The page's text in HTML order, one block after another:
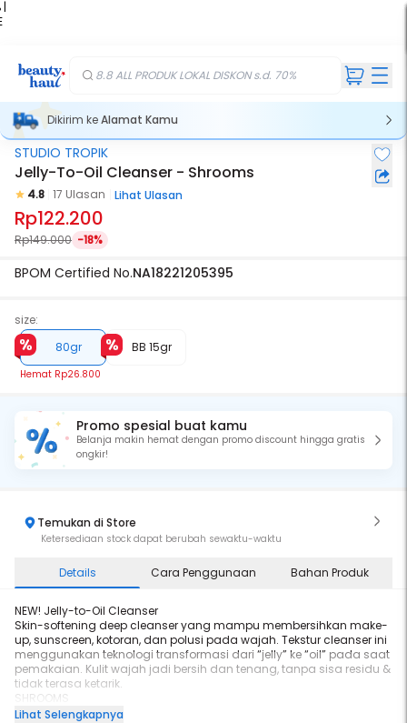
|
8.8 ALL PRODUK LOKAL DISKON s.d. 70%
Dikirim keAlamat Kamu
STUDIO TROPIK
Jelly-To-Oil Cleanser - Shrooms
4.8 17 Ulasan Lihat Ulasan
Rp122.200
Rp149.000 -18%
BPOM Certified No.NA18221205395
size:
80gr
Hemat Rp26.800
BB 15gr
Promo spesial buat kamu
Belanja makin hemat dengan promo discount hingga gratis
ongkir!
Temukan di Store
Ketersediaan stock dapat berubah sewaktu-waktu
Details Cara Penggunaan Bahan Produk
NEW! Jelly-to-Oil Cleanser
Skin-softening deep cleanser yang mampu membersihkan make-
up, sunscreen, kotoran, dan polusi pada wajah. Tekstur cleanser ini
menggunakan teknologi transformasi dari “jelly” ke “oil” pada saat
pemakaian. Kulit wajah jadi bersih dan tenang, tanpa sisa residu &
tidak terasa ketarik.
SHROOMS
Untuk NORMAL to DRY SKIN
Lihat Selengkapnya